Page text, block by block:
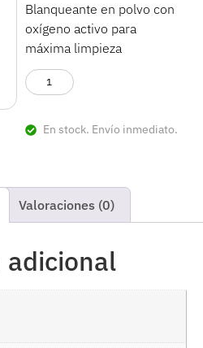
Blanqueante en polvo con
oxígeno activo para
máxima limpieza
En stock. Envío inmediato.
Valoraciones (0)